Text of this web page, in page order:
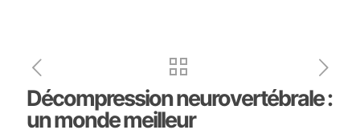
Décompression neurovertébrale :
un monde meilleur